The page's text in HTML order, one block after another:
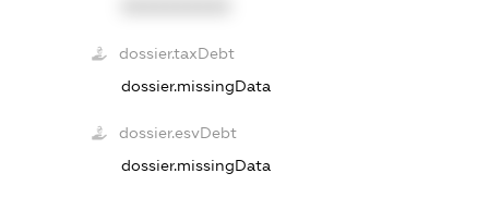
dossier.taxDebt
dossier.missingData
dossier.esvDebt
dossier.missingData